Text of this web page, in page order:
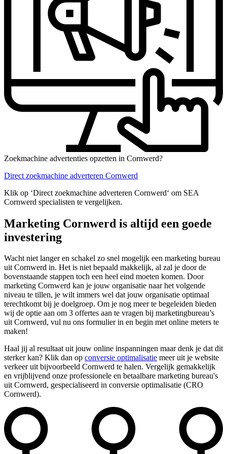
Zoekmachine advertenties opzetten in Cornwerd?
Direct zoekmachine adverteren Cornwerd
Klik op ‘Direct zoekmachine adverteren Cornwerd‘ om SEA
Cornwerd specialisten te vergelijken.
Marketing Cornwerd is altijd een goede
investering
Wacht niet langer en schakel zo snel mogelijk een marketing bureau
uit Cornwerd in. Het is niet bepaald makkelijk, al zal je door de
bovenstaande stappen toch een heel eind moeten komen. Door
marketing Cornwerd kan je jouw organisatie naar het volgende
niveau te tillen, je wilt immers wel dat jouw organisatie optimaal
terechtkomt bij je doelgroep. Om je nog meer te begeleiden bieden
wij de optie aan om 3 offertes aan te vragen bij marketingbureau’s
uit Cornwerd, vul nu ons formulier in en begin met online meters te
maken!
Haal jij al resultaat uit jouw online inspanningen maar denk je dat dit
sterker kan? Klik dan op conversie optimalisatie meer uit je website
verkeer uit bijvoorbeeld Cornwerd te halen. Vergelijk gemakkelijk
en vrijblijvend onze professionele en betaalbare marketing bureau's
uit Cornwerd, gespecialiseerd in conversie optimalisatie (CRO
Cornwerd).